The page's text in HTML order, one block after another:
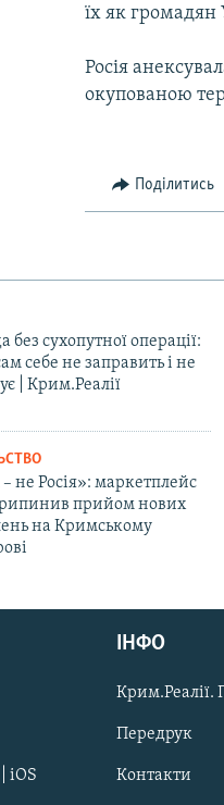
їх як громадян
Росія
окупованою
Поділитись
без сухопутної операції:
себе не заправить і не
| Крим.Реалії
не Росія»: маркетплейс
прийом нових
на Кримському
iOS
ІНФО
Крим.Реалії.
Передрук
Контакти